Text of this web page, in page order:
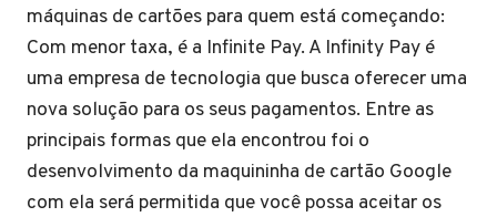
máquinas de cartões para quem está começando:
Com menor taxa, é a Infinite Pay. A Infinity Pay é
uma empresa de tecnologia que busca oferecer uma
nova solução para os seus pagamentos. Entre as
principais formas que ela encontrou foi o
desenvolvimento da maquininha de cartão Google
com ela será permitida que você possa aceitar os